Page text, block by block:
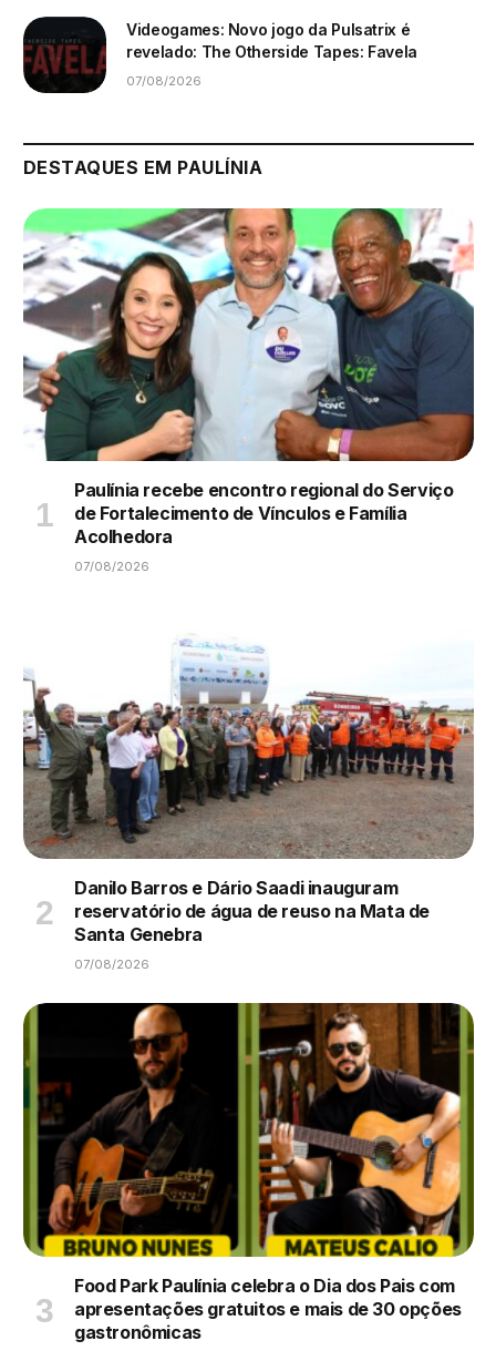
Videogames: Novo jogo da Pulsatrix é
revelado: The Otherside Tapes: Favela
07/08/2026
DESTAQUES EM PAULÍNIA
Paulínia recebe encontro regional do Serviço
de Fortalecimento de Vínculos e Família
Acolhedora
07/08/2026
Danilo Barros e Dário Saadi inauguram
reservatório de água de reuso na Mata de
Santa Genebra
07/08/2026
Food Park Paulínia celebra o Dia dos Pais com
apresentações gratuitos e mais de 30 opções
gastronômicas